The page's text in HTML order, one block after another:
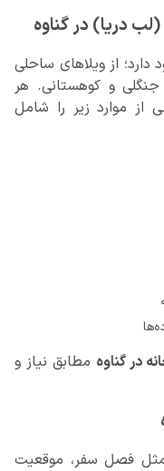
دریا) در گناوه
از ویلاهای ساحلی
جنگلی و کوهستانی. هر
از موارد زیر را شامل
در گناوه مطابق نیاز و
مثل فصل سفر، موقعیت